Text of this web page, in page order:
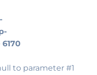
6170
to parameter #1